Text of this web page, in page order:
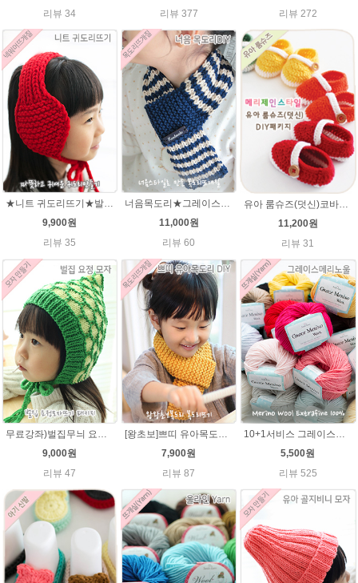
리뷰 34
리뷰 377
리뷰 272
★니트 귀도리뜨기★발렌타인울 뜨개실 DIY 뜨개질
9,900원
리뷰 35
너음목도리★그레이스메리노울 뜨개실 목도리뜨기 뜨개질
11,000원
리뷰 60
유아 룸슈즈(덧신)코바늘뜨기 태교 취미뜨개질 뜨게질 에이미울 뜨개실
11,200원
리뷰 31
9,000원
리뷰 47
7,900원
리뷰 87
5,500원
리뷰 525